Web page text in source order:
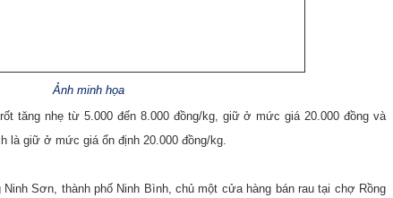
Ảnh minh họa
tăng nhẹ từ 5.000 đến 8.000 đồng/kg, giữ ở mức giá 20.000 đồng và
là giữ ở mức giá ổn định 20.000 đồng/kg.
Sơn, thành phố Ninh Bình, chủ một cửa hàng bán rau tại chợ Rồng